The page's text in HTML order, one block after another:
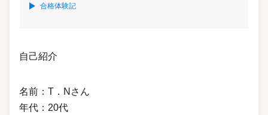
合格体験記
自己紹介
名前：T．Nさん
年代：20代